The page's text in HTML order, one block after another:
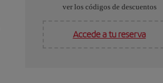
ver los códigos de descuentos
Accede a tu reserva